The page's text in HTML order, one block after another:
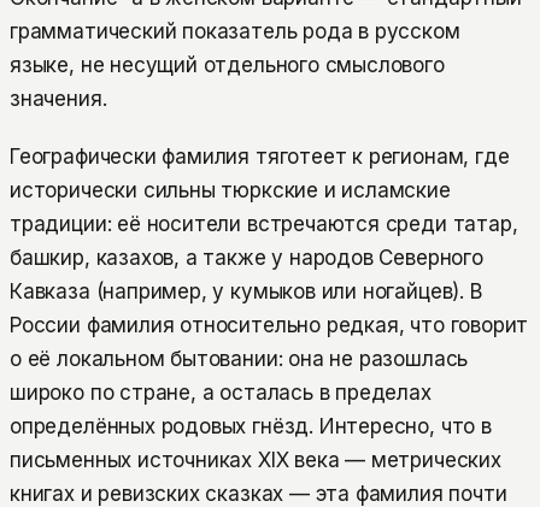
грамматический показатель рода в русском
языке, не несущий отдельного смыслового
значения.
Географически фамилия тяготеет к регионам, где
исторически сильны тюркские и исламские
традиции: её носители встречаются среди татар,
башкир, казахов, а также у народов Северного
Кавказа (например, у кумыков или ногайцев). В
России фамилия относительно редкая, что говорит
о её локальном бытовании: она не разошлась
широко по стране, а осталась в пределах
определённых родовых гнёзд. Интересно, что в
письменных источниках XIX века — метрических
книгах и ревизских сказках — эта фамилия почти